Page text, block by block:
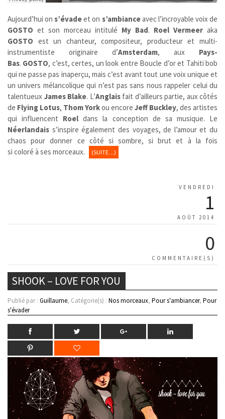
Aujourd’hui ons’évadeet on s’ambianceavec l’incroyable voix de
GOSTO et son morceau intitulé My Bad. Roel Vermeer aka
GOSTO est un chanteur, compositeur, producteur et multi-
instrumentiste originaire d’Amsterdam, aux Pays-
Bas. GOSTO, c’est, certes, un look entre Boucle d’or et Tahiti bob
qui ne passe pas inaperçu, mais c’est avant tout une voix unique et
un univers mélancolique qui n’est pas sans nous rappeler celui du
talentueux James Blake. L’Anglaisfait d’ailleurs partie, aux côtés
de Flying Lotus, Thom Yorkou encore Jeff Buckley, des artistes
qui influencent Roel dans la conception de sa musique. Le
Néerlandais s’inspire également des voyages, de l’amour et du
chaos pour donner ce côté si sombre, si brut et à la fois
si coloré à ses morceaux.
(SUITE…)
VENDREDI
1
AOÛT 2014
0
COMMENTAIRE(S)
SHOOK – LOVE FOR YOU
Publié par : Guillaume, Catégorie(s) : Nos morceaux, Pour s'ambiancer, Pour
s'évader